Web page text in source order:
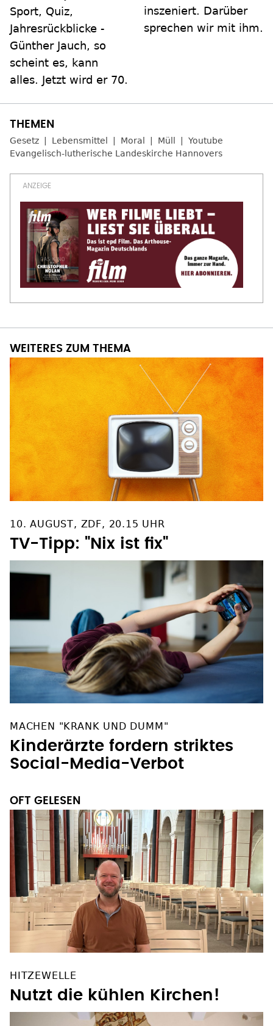
Sport, Quiz,
Jahresrückblicke -
Günther Jauch, so
scheint es, kann
alles. Jetzt wird er 70.
inszeniert. Darüber
sprechen wir mit ihm.
Gesetz Lebensmittel Moral Müll
Youtube
Evangelisch-lutherische Landeskirche Hannovers
WEITERES ZUM THEMA
10. AUGUST, ZDF, 20.15 UHR
TV-Tipp: "Nix ist fix"
MACHEN "KRANK UND DUMM"
Kinderärzte fordern striktes
Social-Media-Verbot
OFT GELESEN
HITZEWELLE
Nutzt die kühlen Kirchen!